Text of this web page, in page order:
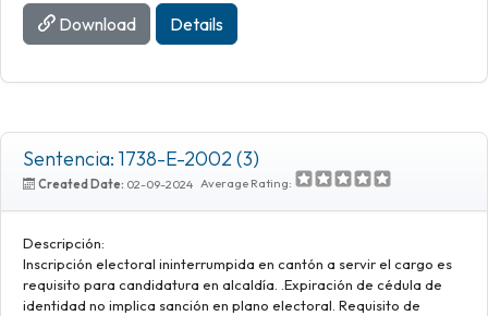
Download Details
Sentencia: 1738-E-2002 (3)
Created Date: 02-09-2024 Average Rating:
Descripción:
Inscripción electoral ininterrumpida en cantón a servir el cargo es
requisito para candidatura en alcaldía. .Expiración de cédula de
identidad no implica sanción en plano electoral. Requisito de